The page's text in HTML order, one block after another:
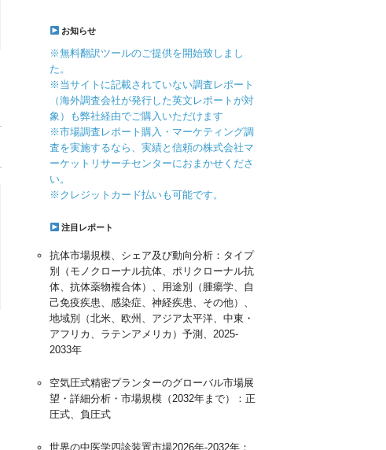
お知らせ
※無料翻訳ツールのご提供を開始致しまし
た。
※当サイトに記載されていない調査レポート
（海外調査会社が発行した英文レポートが対
象）も弊社経由でご購入いただけます
※市場調査レポート購入・マーケティング調
査を実施するなら、実績と信頼の株式会社マ
ーケットリサーチセンターにおまかせくださ
い。
※クレジットカード払いも可能です。
注目レポート
抗体市場規模、シェア及び動向分析：タイプ
別（モノクローナル抗体、ポリクローナル抗
体、抗体薬物複合体）、用途別（腫瘍学、自
己免疫疾患、感染症、神経疾患、その他）、
地域別（北米、欧州、アジア太平洋、中東・
アフリカ、ラテンアメリカ）予測、2025-
2033年
空気圧式精密プランターのグローバル市場展
望・詳細分析・市場規模（2032年まで）：正
圧式、負圧式
世界の中医学四診装置市場2026年-2032年：